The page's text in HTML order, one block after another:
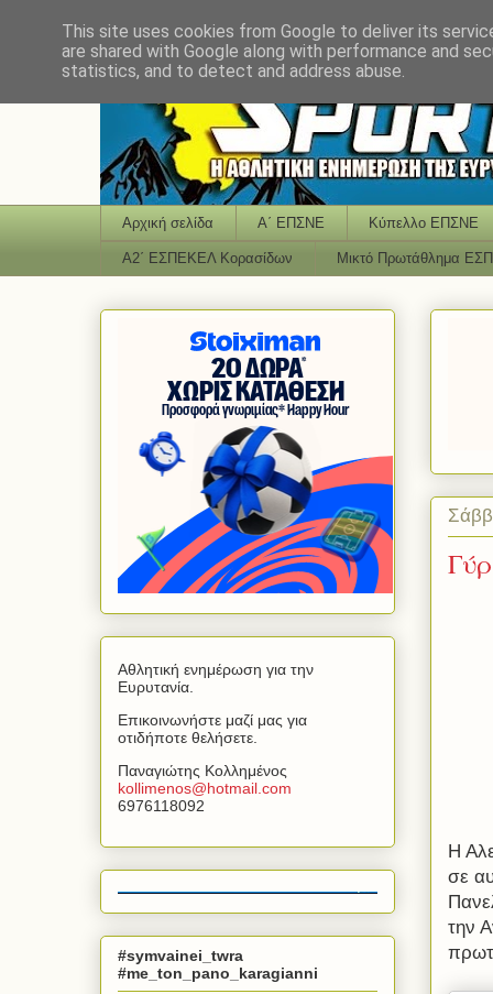
Αρχική σελίδα Α΄ ΕΠΣΝΕ Κύπελλο ΕΠΣΝΕ
Α2΄ ΕΣΠΕΚΕΛ Κορασίδων Μικτό Πρωτάθλημα
Η
σε
την
Αθλητική ενημέρωση για την
Ευρυτανία.
Επικοινωνήστε μαζί μας για
οτιδήποτε θελήσετε.
Παναγιώτης Κολλημένος
kollimenos@hotmail com
6976118092
#symvainei_twra
#me_ton_pano_karagianni
This site uses cookies from Google to deliver its
are shared with Google along with performance and
statistics, and to detect and address abuse.